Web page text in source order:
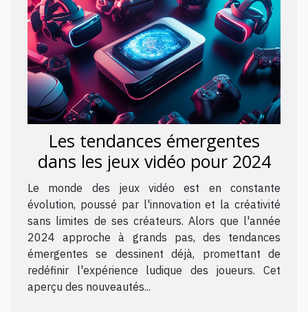
Les tendances émergentes
dans les jeux vidéo pour 2024
Le monde des jeux vidéo est en constante
évolution, poussé par l'innovation et la créativité
sans limites de ses créateurs. Alors que l'année
2024 approche à grands pas, des tendances
émergentes se dessinent déjà, promettant de
redéfinir l'expérience ludique des joueurs. Cet
aperçu des nouveautés...